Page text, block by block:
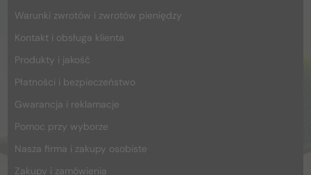
Warunki zwrotów i zwrotów pieniędzy
Kontakt i obsługa klienta
Produkty i jakość
Płatności i bezpieczeństwo
Gwarancja i reklamacje
Pomoc przy wyborze
Nasza firma i zakupy osobiste
Zakupy i zamówienia